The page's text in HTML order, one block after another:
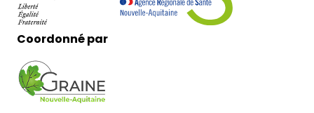
Coordonné par